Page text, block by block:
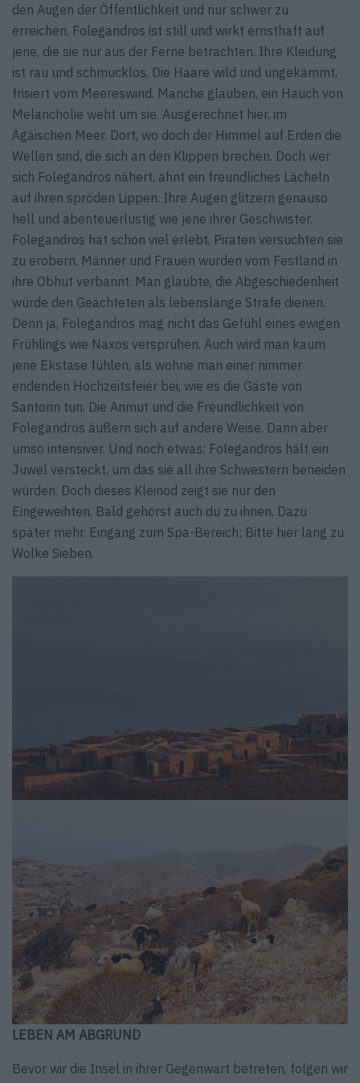
den Augen der Öffentlichkeit und nur schwer zu
erreichen. Folegandros ist still und wirkt ernsthaft auf
jene, die sie nur aus der Ferne betrachten. Ihre Kleidung
ist rau und schmucklos. Die Haare wild und ungekämmt,
frisiert vom Meereswind. Manche glauben, ein Hauch von
Melancholie weht um sie. Ausgerechnet hier, im
Ägäischen Meer. Dort, wo doch der Himmel auf Erden die
Wellen sind, die sich an den Klippen brechen. Doch wer
sich Folegandros nähert, ahnt ein freundliches Lächeln
auf ihren spröden Lippen. Ihre Augen glitzern genauso
hell und abenteuerlustig wie jene ihrer Geschwister.
Folegandros hat schon viel erlebt. Piraten versuchten sie
zu erobern. Männer und Frauen wurden vom Festland in
ihre Obhut verbannt. Man glaubte, die Abgeschiedenheit
würde den Geächteten als lebenslange Strafe dienen.
Denn ja, Folegandros mag nicht das Gefühl eines ewigen
Frühlings wie Naxos versprühen. Auch wird man kaum
jene Ekstase fühlen, als wohne man einer nimmer
endenden Hochzeitsfeier bei, wie es die Gäste von
Santorin tun. Die Anmut und die Freundlichkeit von
Folegandros äußern sich auf andere Weise. Dann aber
umso intensiver. Und noch etwas: Folegandros hält ein
Juwel versteckt, um das sie all ihre Schwestern beneiden
würden. Doch dieses Kleinod zeigt sie nur den
Eingeweihten. Bald gehörst auch du zu ihnen. Dazu
später mehr. Eingang zum Spa-Bereich: Bitte hier lang zu
Wolke Sieben.
LEBEN AM ABGRUND
Bevor wir die Insel in ihrer Gegenwart betreten, folgen wir